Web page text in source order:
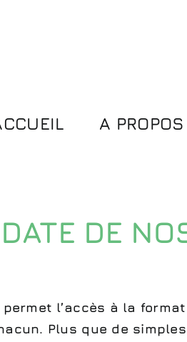
A PROPOS
DATE DE
l’accès à la
Plus que de